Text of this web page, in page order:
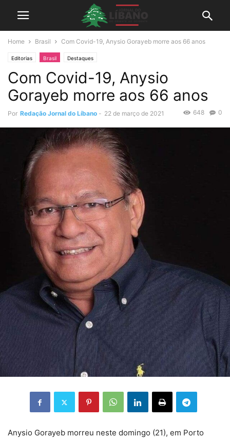
Home Brasil Com Covid-19, Anysio Gorayeb morre aos 66 anos
Editorias Brasil Destaques
Com Covid-19, Anysio
Gorayeb morre aos 66 anos
Por Redação Jornal do Líbano - 22 de março de 2021 0
648
Anysio Gorayeb morreu neste domingo (21), em Porto